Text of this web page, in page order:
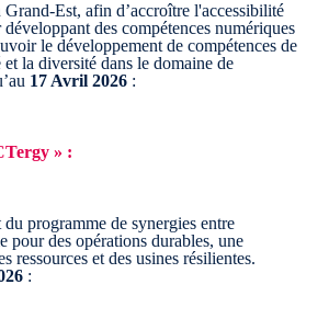
Grand-Est, afin d’accroître l'accessibilité
développant des compétences numériques
le développement de compétences de
la diversité dans le domaine de
17 Avril 2026 :
» :
programme de synergies entre
pour des opérations durables, une
ressources et des usines résilientes.
: